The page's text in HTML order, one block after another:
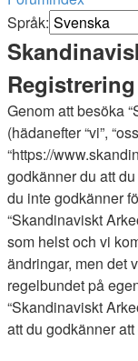
Sök
Språk:
Registrering
Genom att besöka
(hädanefter “vi”,
“https://
godkänner du att
du inte godkänner
“Skandinaviskt
som helst och vi
ändringar, men det
regelbundet på
“Skandinaviskt
att du godkänner